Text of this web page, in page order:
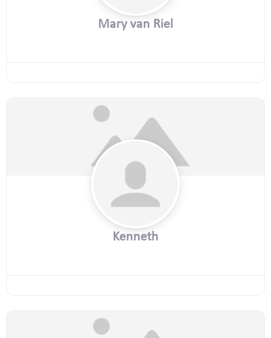
Mary van Riel
Kenneth